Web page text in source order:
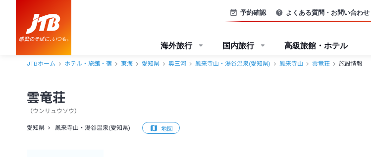
予約確認 よくある質問・お問い合わせ
海外旅行 国内旅行 高級旅館・ホテル
JTBホーム ホテル・旅館・宿 東海 愛知県 奥三河 鳳来寺山・湯谷温泉(愛知県) 鳳来寺山 雲竜荘 施設情報
雲竜荘
（ウンリュウソウ）
愛知県 鳳来寺山・湯谷温泉(愛知県) 地図